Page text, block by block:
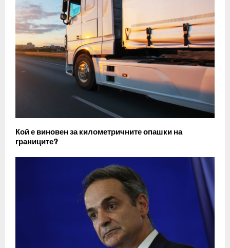
Кой е виновен за километричните опашки на
границите?